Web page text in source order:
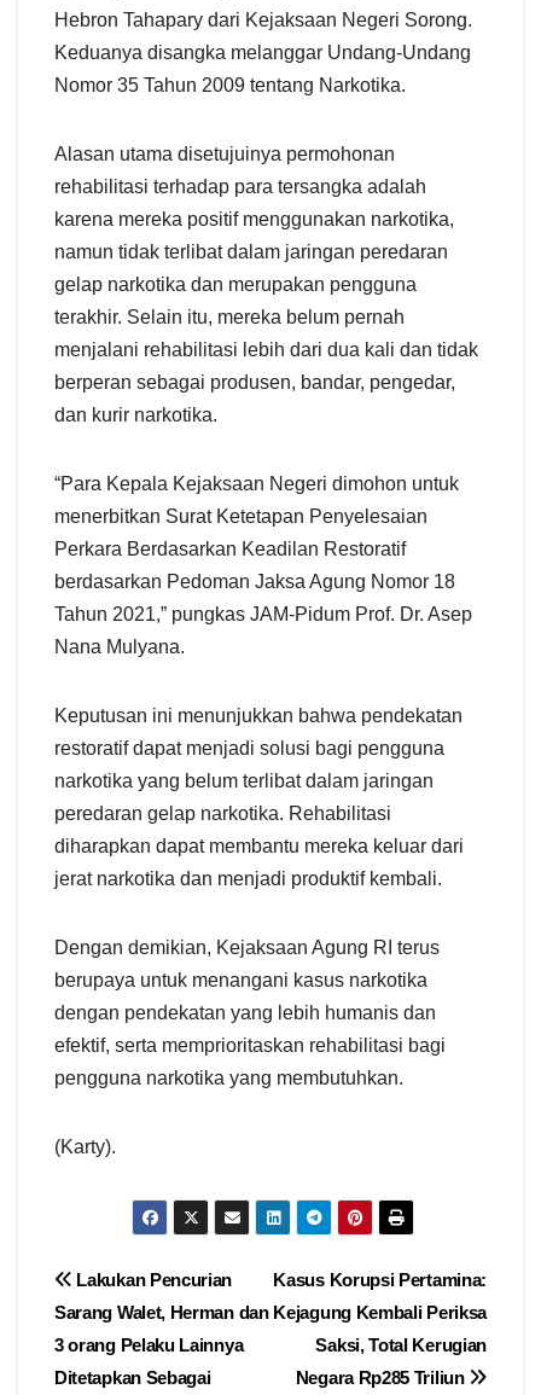
Hebron Tahapary dari Kejaksaan Negeri Sorong.
Keduanya disangka melanggar Undang-Undang
Nomor 35 Tahun 2009 tentang Narkotika.
Alasan utama disetujuinya permohonan
rehabilitasi terhadap para tersangka adalah
karena mereka positif menggunakan narkotika,
namun tidak terlibat dalam jaringan peredaran
gelap narkotika dan merupakan pengguna
terakhir. Selain itu, mereka belum pernah
menjalani rehabilitasi lebih dari dua kali dan tidak
berperan sebagai produsen, bandar, pengedar,
dan kurir narkotika.
“Para Kepala Kejaksaan Negeri dimohon untuk
menerbitkan Surat Ketetapan Penyelesaian
Perkara Berdasarkan Keadilan Restoratif
berdasarkan Pedoman Jaksa Agung Nomor 18
Tahun 2021,” pungkas JAM-Pidum Prof. Dr. Asep
Nana Mulyana.
Keputusan ini menunjukkan bahwa pendekatan
restoratif dapat menjadi solusi bagi pengguna
narkotika yang belum terlibat dalam jaringan
peredaran gelap narkotika. Rehabilitasi
diharapkan dapat membantu mereka keluar dari
jerat narkotika dan menjadi produktif kembali.
Dengan demikian, Kejaksaan Agung RI terus
berupaya untuk menangani kasus narkotika
dengan pendekatan yang lebih humanis dan
efektif, serta memprioritaskan rehabilitasi bagi
pengguna narkotika yang membutuhkan.
(Karty).
Navigasi
pos
Kasus Korupsi Pertamina:
Kejagung Kembali Periksa
Saksi, Total Kerugian
Negara Rp285 Triliun
Lakukan Pencurian
Sarang Walet, Herman dan
3 orang Pelaku Lainnya
Ditetapkan Sebagai